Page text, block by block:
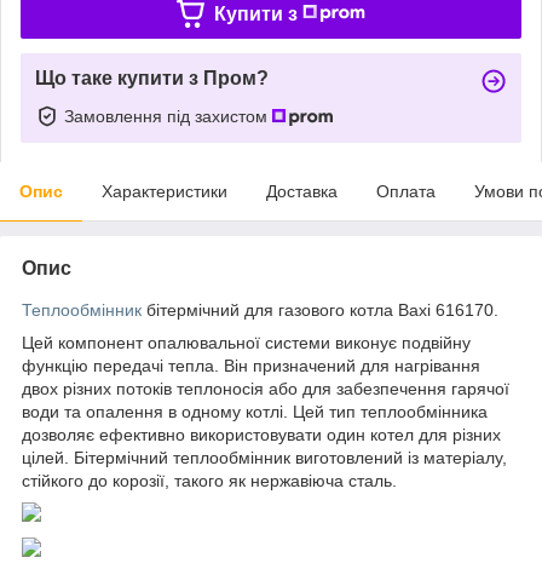
Купити з
Що таке купити з Пром?
Замовлення під захистом
Опис Характеристики Доставка Оплата Умови
Опис
Теплообмінник бітермічний для газового котла Baxi 616170.
Цей компонент опалювальної системи виконує подвійну
функцію передачі тепла. Він призначений для нагрівання
двох різних потоків теплоносія або для забезпечення гарячої
води та опалення в одному котлі. Цей тип теплообмінника
дозволяє ефективно використовувати один котел для різних
цілей. Бітермічний теплообмінник виготовлений із матеріалу,
стійкого до корозії, такого як нержавіюча сталь.